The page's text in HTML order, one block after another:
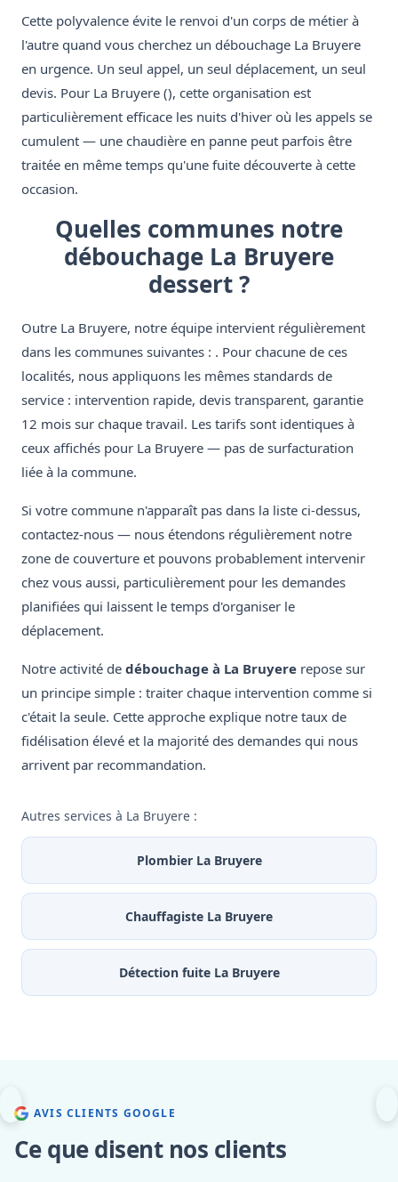
Cette polyvalence évite le renvoi d'un corps de métier à
l'autre quand vous cherchez un débouchage La Bruyere
en urgence. Un seul appel, un seul déplacement, un seul
devis. Pour La Bruyere (), cette organisation est
particulièrement efficace les nuits d'hiver où les appels se
cumulent — une chaudière en panne peut parfois être
traitée en même temps qu'une fuite découverte à cette
occasion.
Quelles communes notre
débouchage La Bruyere
dessert ?
Outre La Bruyere, notre équipe intervient régulièrement
dans les communes suivantes : . Pour chacune de ces
localités, nous appliquons les mêmes standards de
service : intervention rapide, devis transparent, garantie
12 mois sur chaque travail. Les tarifs sont identiques à
ceux affichés pour La Bruyere — pas de surfacturation
liée à la commune.
Si votre commune n'apparaît pas dans la liste ci-dessus,
contactez-nous — nous étendons régulièrement notre
zone de couverture et pouvons probablement intervenir
chez vous aussi, particulièrement pour les demandes
planifiées qui laissent le temps d'organiser le
déplacement.
Notre activité de débouchage à La Bruyere repose sur
un principe simple : traiter chaque intervention comme si
c'était la seule. Cette approche explique notre taux de
fidélisation élevé et la majorité des demandes qui nous
arrivent par recommandation.
Autres services à La Bruyere :
Plombier La Bruyere
Chauffagiste La Bruyere
Détection fuite La Bruyere
AVIS CLIENTS GOOGLE
Ce que disent nos clients